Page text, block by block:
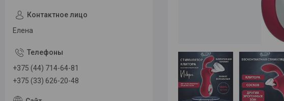
Елена
+375 (44) 714-64-81
+375 (33) 626-20-48